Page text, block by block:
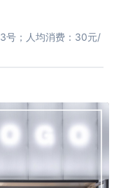
号；人均消费：30元/